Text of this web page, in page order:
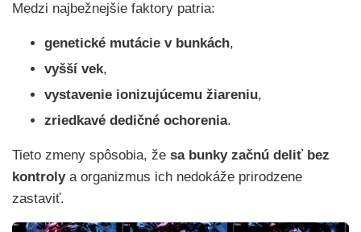
Medzi najbežnejšie faktory patria:
genetické mutácie v bunkách,
vyšší vek,
vystavenie ionizujúcemu žiareniu,
zriedkavé dedičné ochorenia.
Tieto zmeny spôsobia, že sa bunky začnú deliť bez
kontrolya organizmus ich nedokáže prirodzene
zastaviť.